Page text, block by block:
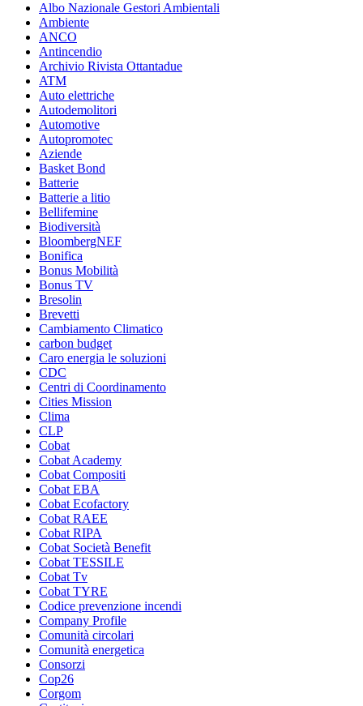
Albo Nazionale Gestori Ambientali
Ambiente
ANCO
Antincendio
Archivio Rivista Ottantadue
ATM
Auto elettriche
Autodemolitori
Automotive
Autopromotec
Aziende
Basket Bond
Batterie
Batterie a litio
Bellifemine
Biodiversità
BloombergNEF
Bonifica
Bonus Mobilità
Bonus TV
Bresolin
Brevetti
Cambiamento Climatico
carbon budget
Caro energia le soluzioni
CDC
Centri di Coordinamento
Cities Mission
Clima
CLP
Cobat
Cobat Academy
Cobat Compositi
Cobat EBA
Cobat Ecofactory
Cobat RAEE
Cobat RIPA
Cobat Società Benefit
Cobat TESSILE
Cobat Tv
Cobat TYRE
Codice prevenzione incendi
Company Profile
Comunità circolari
Comunità energetica
Consorzi
Cop26
Corgom